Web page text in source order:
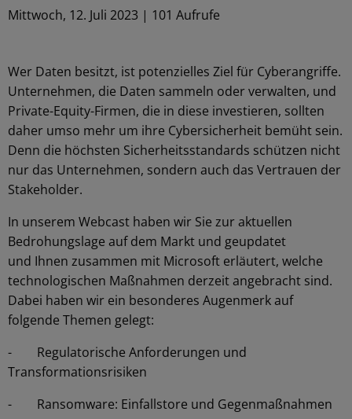
Mittwoch, 12. Juli 2023 | 101 Aufrufe
Wer Daten besitzt, ist potenzielles Ziel für Cyberangriffe.
Unternehmen, die Daten sammeln oder verwalten, und
Private-Equity-Firmen, die in diese investieren, sollten
daher umso mehr um ihre Cybersicherheit bemüht sein.
Denn die höchsten Sicherheitsstandards schützen nicht
nur das Unternehmen, sondern auch das Vertrauen der
Stakeholder.
In unserem Webcast haben wir Sie zur aktuellen
Bedrohungslage auf dem Markt und geupdatet
und Ihnen zusammen mit Microsoft erläutert, welche
technologischen Maßnahmen derzeit angebracht sind.
Dabei haben wir ein besonderes Augenmerk auf
folgende Themen gelegt:
- Regulatorische Anforderungen und
Transformationsrisiken
- Ransomware: Einfallstore und Gegenmaßnahmen